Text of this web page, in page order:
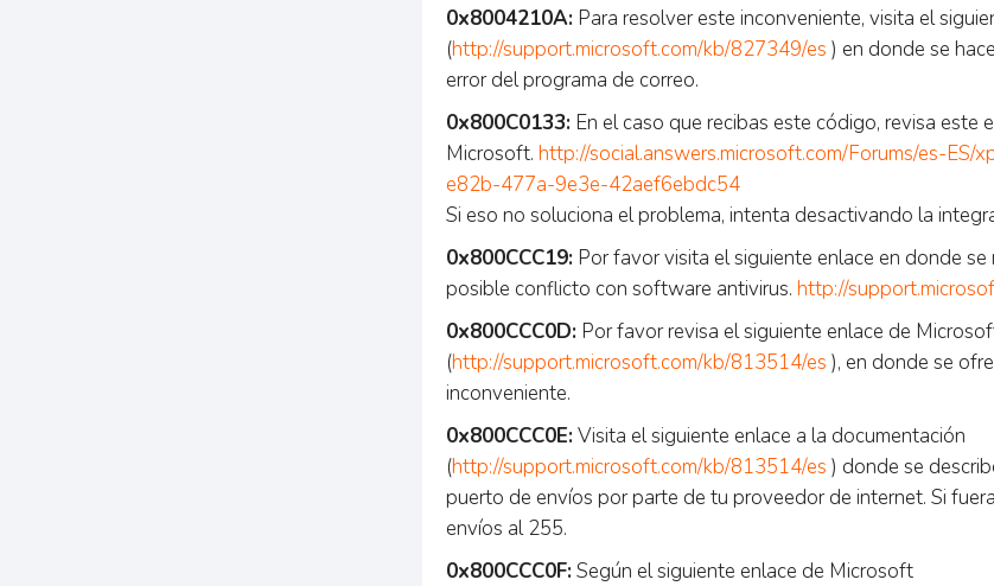
0x8004210A:Para resolver este inconveniente, visita el
(http://support.microsoft.com/kb/827349/es ) en donde se
error del programa de correo.
0x800C0133:En el caso que recibas este código, revisa este
Microsoft. http://social.answers.microsoft.com/Forums/es-
e82b-477a-9e3e-42aef6ebdc54
Si eso no soluciona el problema, intenta desactivando la
0x800CCC19:Por favor visita el siguiente enlace en donde se
posible conflicto con software antivirus. http://
0x800CCC0D:Por favor revisa el siguiente enlace de
(http://support.microsoft.com/kb/813514/es ), en donde se
inconveniente.
0x800CCC0E:Visita el siguiente enlace a la documentación
(http://support.microsoft.com/kb/813514/es ) donde se
puerto de envíos por parte de tu proveedor de internet. Si
envíos al 255.
0x800CCC0F:Según el siguiente enlace de Microsoft